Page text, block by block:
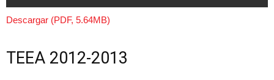
Descargar (PDF, 5.64MB)
TEEA 2012-2013